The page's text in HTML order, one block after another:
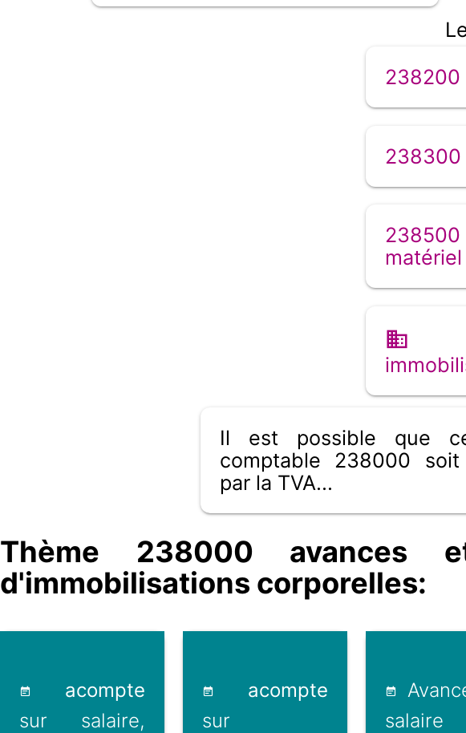
238200
238300
Il est possible que
comptable 238000 soit
par la TVA...
Thème 238000 avances
d'immobilisations corporelles:
acompte
sur salaire,
acompte
sur